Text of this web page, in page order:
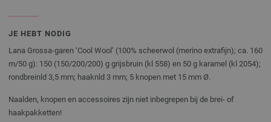
JE HEBT NODIG
Lana Grossa-garen ‘Cool Wool’ (100% scheerwol (merino extrafijn); ca. 160
m/50 g): 150 (150/200/200) g grijsbruin (kl 558) en 50 g karamel (kl 2054);
rondbreinld 3,5 mm; haaknld 3 mm; 5 knopen met 15 mm Ø.
Naalden, knopen en accessoires zijn niet inbegrepen bij de brei- of
haakpakketten!